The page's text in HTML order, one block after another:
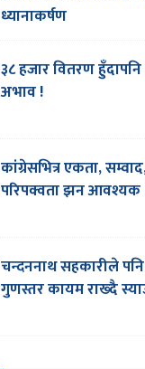
ध्यानाकर्षण
३८ हजार वितरण
अभाव !
कांग्रेसभित्र एकता,
परिपक्वता झन आवश्यक
चन्दननाथ सहकारीले
गुणस्तर कायम राख्दै